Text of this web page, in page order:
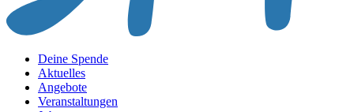
Deine Spende
Aktuelles
Angebote
Veranstaltungen